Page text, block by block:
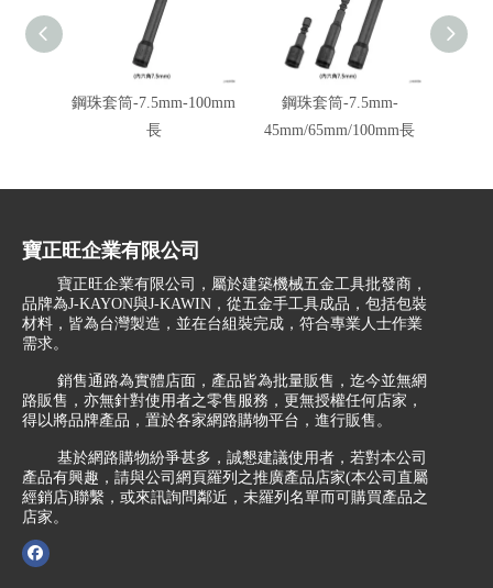
鋼珠套筒-7.5mm-100mm
長
鋼珠套筒-7.5mm-
45mm/65mm/100mm長
寶正旺企業有限公司
寶正旺企業有限公司，屬於建築機械五金工具批發商，
品牌為J-KAYON與J-KAWIN，從五金手工具成品，包括包裝
材料，皆為台灣製造，並在台組裝完成，符合專業人士作業
需求。
銷售通路為實體店面，產品皆為批量販售，迄今並無網
路販售，亦無針對使用者之零售服務，更無授權任何店家，
得以將品牌產品，置於各家網路購物平台，進行販售。
基於網路購物紛爭甚多，誠懇建議使用者，若對本公司
產品有興趣，請與公司網頁羅列之推廣產品店家(本公司直屬
經銷店)聯繫，或來訊詢問鄰近，未羅列名單而可購買產品之
店家。